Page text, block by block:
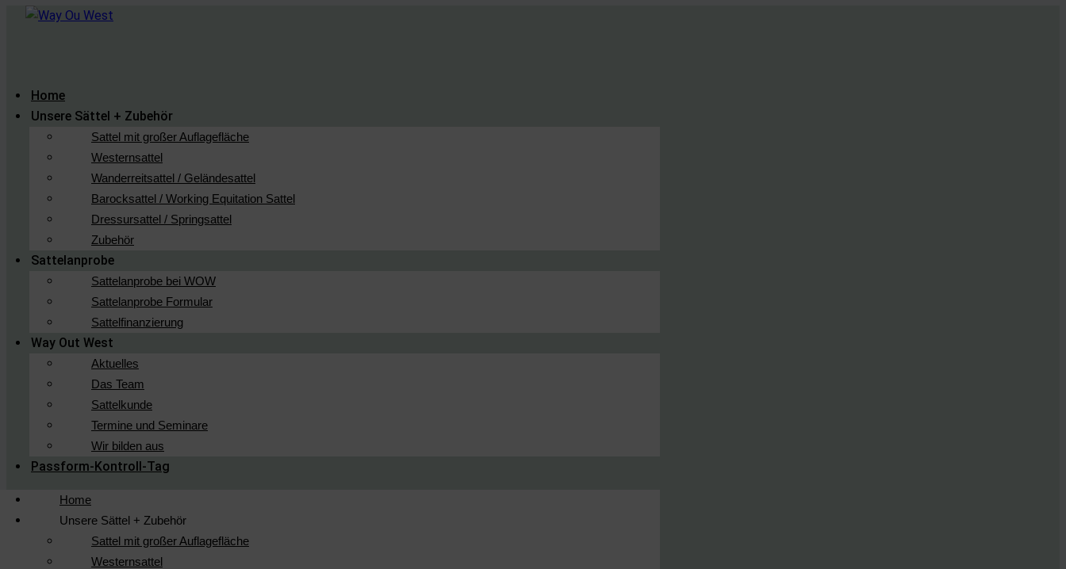
Home
Unsere Sättel + Zubehör
Sattel mit großer Auflagefläche
Westernsattel
Wanderreitsattel / Geländesattel
Barocksattel / Working Equitation Sattel
Dressursattel / Springsattel
Zubehör
Sattelanprobe
Sattelanprobe bei WOW
Sattelanprobe Formular
Sattelfinanzierung
Way Out West
Aktuelles
Das Team
Sattelkunde
Termine und Seminare
Wir bilden aus
Passform-Kontroll-Tag
Home
Unsere Sättel + Zubehör
Sattel mit großer Auflagefläche
Westernsattel